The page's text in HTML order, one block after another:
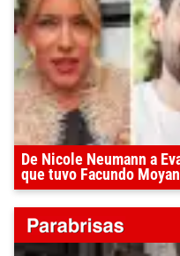
De Nicole Neumann a
que tuvo Facundo